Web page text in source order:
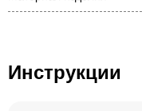
Инструкции